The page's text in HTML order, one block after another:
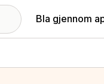
Bla gjennom